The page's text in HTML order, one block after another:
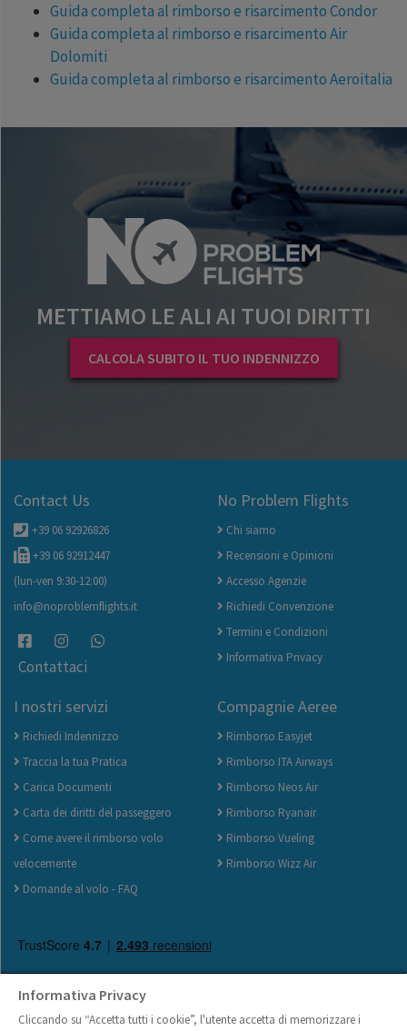
Guida completa al rimborso e risarcimento Condor
Guida completa al rimborso e risarcimento Air
Dolomiti
Guida completa al rimborso e risarcimento Aeroitalia
METTIAMO LE ALI AI TUOI DIRITTI
CALCOLA SUBITO IL TUO INDENNIZZO
Contact Us
+39 06 92926826
+39 06 92912447
(lun-ven 9:30-12:00)
info@noproblemflights.it
Contattaci
No Problem Flights
Chi siamo
Recensioni e Opinioni
Accesso Agenzie
Richiedi Convenzione
Termini e Condizioni
Informativa Privacy
I nostri servizi
Richiedi Indennizzo
Traccia la tua Pratica
Carica Documenti
Carta dei diritti del passeggero
Come avere il rimborso volo
velocemente
Domande al volo - FAQ
Compagnie Aeree
Rimborso Easyjet
Rimborso ITA Airways
Rimborso Neos Air
Rimborso Ryanair
Rimborso Vueling
Rimborso Wizz Air
Informativa Privacy
Cliccando su “Accetta tutti i cookie”, l'utente accetta di memorizzare i